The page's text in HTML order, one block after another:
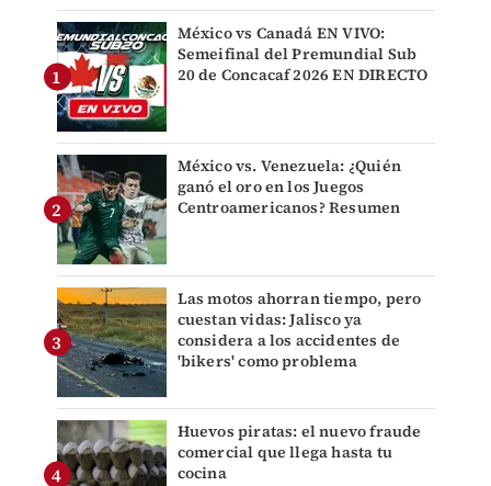
México vs Canadá EN VIVO:
Semeifinal del Premundial Sub
20 de Concacaf 2026 EN DIRECTO
México vs. Venezuela: ¿Quién
ganó el oro en los Juegos
Centroamericanos? Resumen
Las motos ahorran tiempo, pero
cuestan vidas: Jalisco ya
considera a los accidentes de
'bikers' como problema
Huevos piratas: el nuevo fraude
comercial que llega hasta tu
cocina